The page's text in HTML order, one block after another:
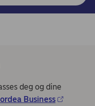
deg og dine
Business